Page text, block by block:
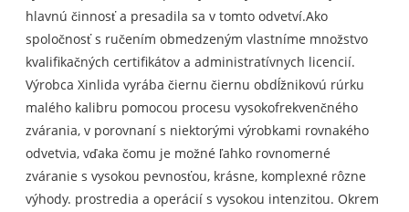
hlavnú činnosť a presadila sa v tomto odvetví.Ako
spoločnosť s ručením obmedzeným vlastníme množstvo
kvalifikačných certifikátov a administratívnych licencií.
Výrobca Xinlida vyrába čiernu čiernu obdĺžnikovú rúrku
malého kalibru pomocou procesu vysokofrekvenčného
zvárania, v porovnaní s niektorými výrobkami rovnakého
odvetvia, vďaka čomu je možné ľahko rovnomerné
zváranie s vysokou pevnosťou, krásne, komplexné rôzne
výhody. prostredia a operácií s vysokou intenzitou. Okrem